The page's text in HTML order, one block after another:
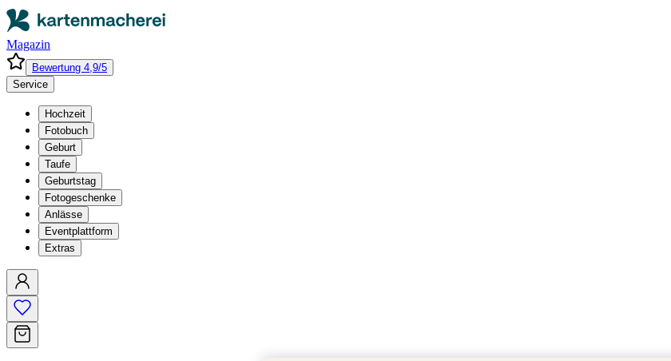
Magazin
Bewertung 4,9/5
Service
Hochzeit
Fotobuch
Geburt
Taufe
Geburtstag
Fotogeschenke
Anlässe
Eventplattform
Extras